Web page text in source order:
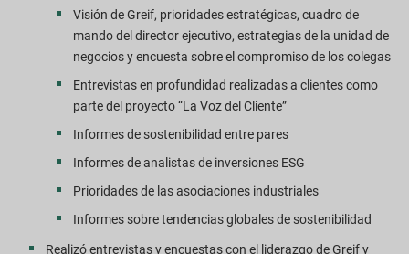
Visión de Greif, prioridades estratégicas, cuadro de
mando del director ejecutivo, estrategias de la unidad de
negocios y encuesta sobre el compromiso de los colegas
Entrevistas en profundidad realizadas a clientes como
parte del proyecto “La Voz del Cliente”
Informes de sostenibilidad entre pares
Informes de analistas de inversiones ESG
Prioridades de las asociaciones industriales
Informes sobre tendencias globales de sostenibilidad
Realizó entrevistas y encuestas con el liderazgo de Greif y